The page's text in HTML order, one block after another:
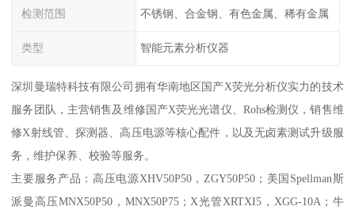
检测范围 不锈钢、合金钢、有色金属、稀有金属
类型 智能元素分析仪器
深圳曼瑞特科技有限公司拥有华南地区国产X荧光分析仪实力的技术
服务团队，主营销售及维修国产X荧光光谱仪、Rohs检测仪，销售维
修X射线管、探测器、高压电源等核心配件，以及无卤素测试升级服
务，维护保养、校验等服务。
主要服务产品：高压电源XHV50P50，ZGY50P50；美国Spellman斯
派曼高压MNX50P50，MNX50P75；X光管XRTXI5，XGG-10A；牛